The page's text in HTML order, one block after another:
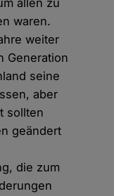
allen zu
waren.
weiter
Generation
seine
aber
sollten
geändert
die zum